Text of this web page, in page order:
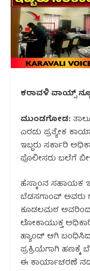
ಕರಾವಳಿ ವಾಯ್ಸ್
ಮುಂಡಗೋಡ:
ಎರಡು ಪ್ರತ್ಯೇಕ
ಇಬ್ಬರು ಸರ್ಕಾರಿ
ಪೊಲೀಸರು ಬಲೆಗೆ
ಹೆಸ್ಕಾಂನ
ಬೆಡಸಗಾಂವ್ ಅವರು
ಕೂಡಲಮಠ ಅವರಿಂದ
ಲೋಕಾಯುಕ್ತ
ಹ್ಯಾಂಡ್ ಆಗಿ
ಪ್ರಕ್ರಿಯೆಗಾಗಿ ಹಣಕ್ಕೆ
ಈ ಕಾರ್ಯಾಚರಣೆ